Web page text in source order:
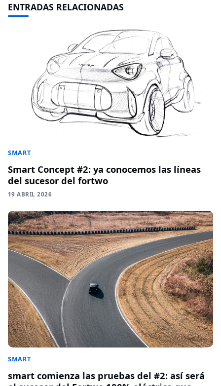
ENTRADAS RELACIONADAS
SMART
Smart Concept #2: ya conocemos las líneas
del sucesor del fortwo
19 ABRIL 2026
SMART
smart comienza las pruebas del #2: así será